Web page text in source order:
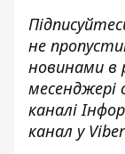
не
новинами в
каналі
канал у